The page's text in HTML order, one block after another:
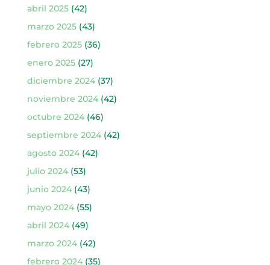
abril 2025(42)
marzo 2025(43)
febrero 2025(36)
enero 2025(27)
diciembre 2024(37)
noviembre 2024(42)
octubre 2024(46)
septiembre 2024(42)
agosto 2024(42)
julio 2024(53)
junio 2024(43)
mayo 2024(55)
abril 2024(49)
marzo 2024(42)
febrero 2024(35)